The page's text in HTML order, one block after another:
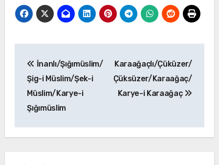
gezinmesi
İnanlı/Şığımüslim/
Şig-i Müslim/Şek-i
Müslim/Karye-i
Şığımüslim
Karaağaçlı/Çüküzer/
Çüksüzer/Karaağaç/
Karye-i Karaağaç